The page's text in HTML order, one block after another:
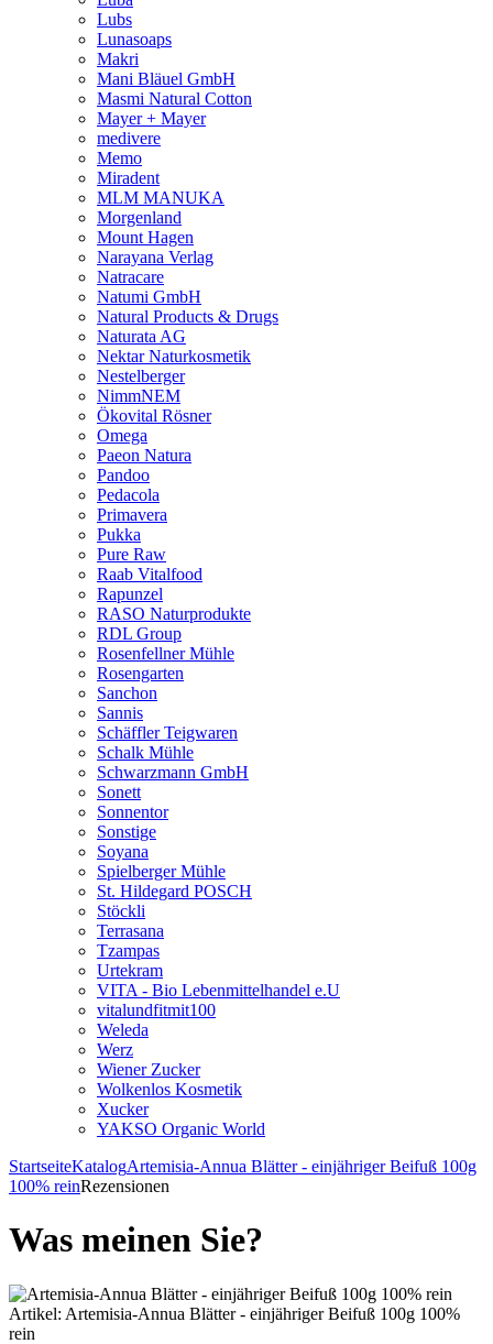
Lubs
Lunasoaps
Makri
Mani Bläuel GmbH
Masmi Natural Cotton
Mayer + Mayer
medivere
Memo
Miradent
MLM MANUKA
Morgenland
Mount Hagen
Narayana Verlag
Natracare
Natumi GmbH
Natural Products & Drugs
Naturata AG
Nektar Naturkosmetik
Nestelberger
NimmNEM
Ökovital Rösner
Omega
Paeon Natura
Pandoo
Pedacola
Primavera
Pukka
Pure Raw
Raab Vitalfood
Rapunzel
RASO Naturprodukte
RDL Group
Rosenfellner Mühle
Rosengarten
Sanchon
Sannis
Schäffler Teigwaren
Schalk Mühle
Schwarzmann GmbH
Sonett
Sonnentor
Sonstige
Soyana
Spielberger Mühle
St. Hildegard POSCH
Stöckli
Terrasana
Tzampas
Urtekram
VITA - Bio Lebenmittelhandel e.U
vitalundfitmit100
Weleda
Werz
Wiener Zucker
Wolkenlos Kosmetik
Xucker
YAKSO Organic World
StartseiteKatalogArtemisia-Annua Blätter - einjähriger Beifuß 100g
100% reinRezensionen
Was meinen Sie?
Artikel: Artemisia-Annua Blätter - einjähriger Beifuß 100g 100%
rein